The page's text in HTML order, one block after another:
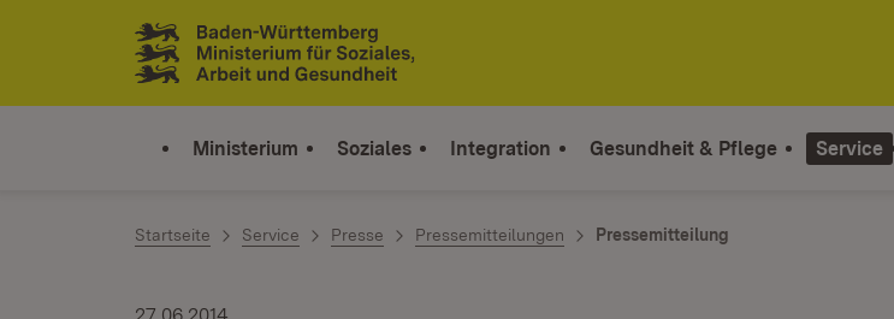
Zum Inhalt springen
Link zur Startseite
Ministerium Soziales Integration Gesundheit & Pflege Service
Startseite Service Presse Pressemitteilungen Pressemitteilung